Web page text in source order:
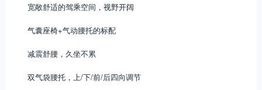
宽敞舒适的驾乘空间，视野开阔
气囊座椅+气动腰托的标配
减震舒腰，久坐不累
双气袋腰托，上/下/前/后四向调节